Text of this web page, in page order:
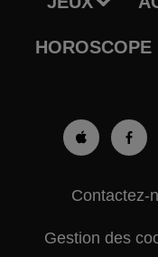
HOROSCOPE
Contactez-
Gestion des